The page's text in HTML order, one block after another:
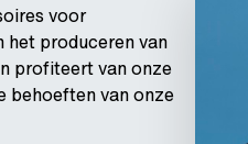
voor
het produceren van
profiteert van onze
behoeften van onze